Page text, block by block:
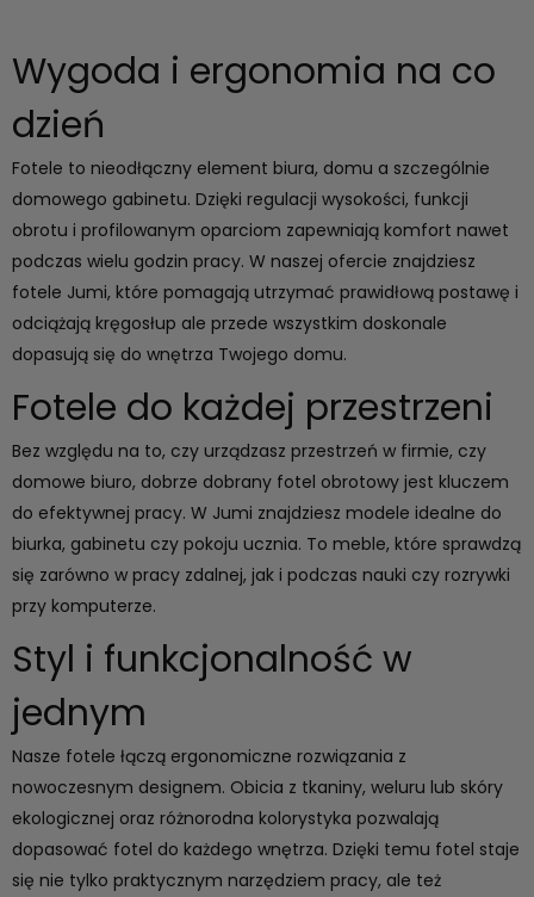
Wygoda i ergonomia na co
dzień
Fotele to nieodłączny element biura, domu a szczególnie
domowego gabinetu. Dzięki regulacji wysokości, funkcji
obrotu i profilowanym oparciom zapewniają komfort nawet
podczas wielu godzin pracy. W naszej ofercie znajdziesz
fotele Jumi, które pomagają utrzymać prawidłową postawę i
odciążają kręgosłup ale przede wszystkim doskonale
dopasują się do wnętrza Twojego domu.
Fotele do każdej przestrzeni
Bez względu na to, czy urządzasz przestrzeń w firmie, czy
domowe biuro, dobrze dobrany fotel obrotowy jest kluczem
do efektywnej pracy. W Jumi znajdziesz modele idealne do
biurka, gabinetu czy pokoju ucznia. To meble, które sprawdzą
się zarówno w pracy zdalnej, jak i podczas nauki czy rozrywki
przy komputerze.
Styl i funkcjonalność w
jednym
Nasze fotele łączą ergonomiczne rozwiązania z
nowoczesnym designem. Obicia z tkaniny, weluru lub skóry
ekologicznej oraz różnorodna kolorystyka pozwalają
dopasować fotel do każdego wnętrza. Dzięki temu fotel staje
się nie tylko praktycznym narzędziem pracy, ale też